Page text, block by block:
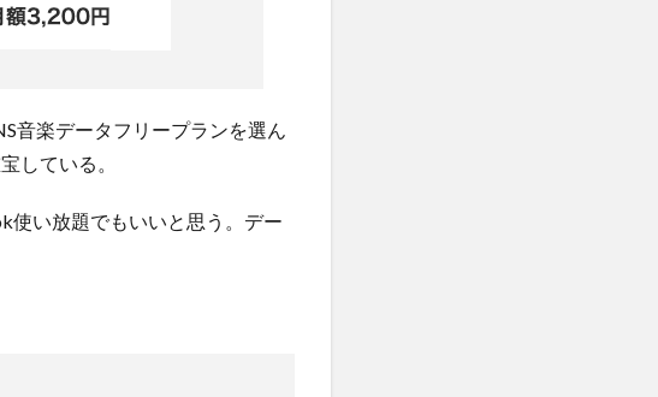
音楽データフリープランを選ん
している。
使い放題でもいいと思う。デー